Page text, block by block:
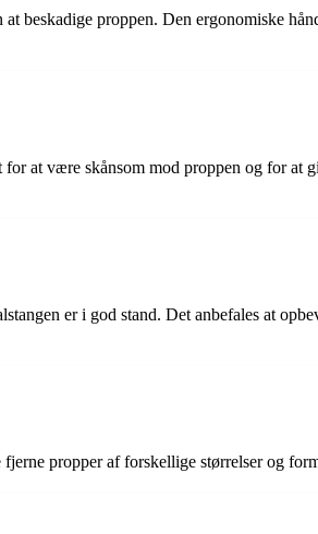
beskadige proppen. Den ergonomiske
at være skånsom mod proppen og for at
er i god stand. Det anbefales at
propper af forskellige størrelser og